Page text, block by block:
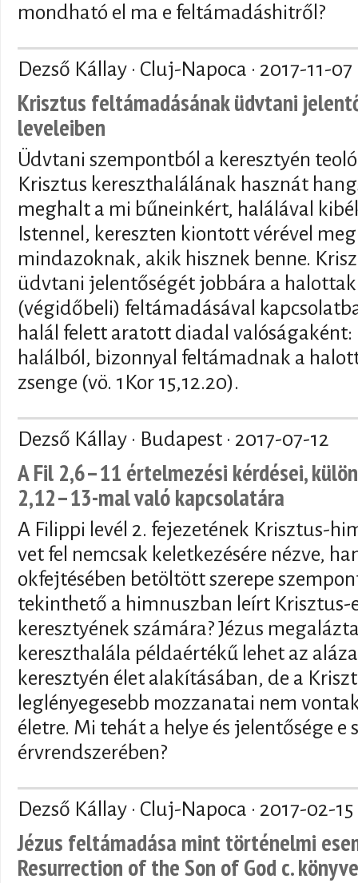
mondható el ma e feltámadáshitről?
Dezső Kállay · Cluj-Napoca · 2017-11-07
Krisztus feltámadásának üdvtani
leveleiben
Üdvtani szempontból a keresztyén
Krisztus kereszthalálának hasznát
meghalt a mi bűneinkért, halálával
Istennel, kereszten kiontott vérével
mindazoknak, akik hisznek benne.
üdvtani jelentőségét jobbára a
(végidőbeli) feltámadásával
halál felett aratott diadal
halálból, bizonnyal feltámadnak a
zsenge (vö. 1Kor 15,12.20).
Dezső Kállay · Budapest · 2017-07-12
A Fil 2,6–11 értelmezési kérdései,
2,12–13-mal való kapcsolatára
A Filippi levél 2. fejezetének Krisztus-
vet fel nemcsak keletkezésére nézve,
okfejtésében betöltött szerepe
tekinthető a himnuszban leírt Krisztus-
keresztyének számára? Jézus
kereszthalála példaértékű lehet az
keresztyén élet alakításában, de a
leglényegesebb mozzanatai nem
életre. Mi tehát a helye és jelentősége e
érvrendszerében?
Dezső Kállay · Cluj-Napoca · 2017-02-15
Jézus feltámadása mint történelmi
Resurrection of the Son of God c.